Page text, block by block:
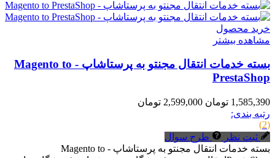
خرید محصول
مشاهده بیشتر
بسته خدمات انتقال مجنتو به پرستاشاپ - Magento to
PrestaShop
1,585,390 تومان
2,599,000 تومان
رتبه بندی:
(2)
ثبت نظر
طرح سوال
بسته خدمات انتقال مجنتو به پرستاشاپ - Magento to